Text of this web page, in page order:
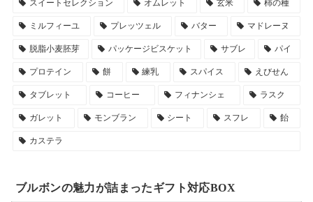
スイートセレクション オムレット 玄米 柿の種
ミルフィーユ プレッツェル バター マドレーヌ
脱脂小麦胚芽 パッケージビスケット サブレ パイ
プロテイン 餅 練乳 スパイス えびせん
タブレット コーヒー フィナンシェ ラスク
ガレット モンブラン シート スフレ 飴
カステラ
ブルボンの魅力が詰まったギフト対応BOX